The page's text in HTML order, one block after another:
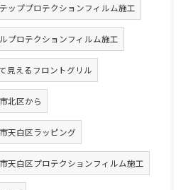
ッププロテクションフィルム施工
プロテクションフィルム施工
見えるフロントグリル
北区から
天白区ラッピング
天白区プロテクションフィルム施工